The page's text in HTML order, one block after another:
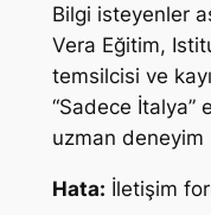
Bilgi isteyenler
Vera Eğitim,
temsilcisi ve
“Sadece İtalya”
uzman deneyim
Hata: İletişim